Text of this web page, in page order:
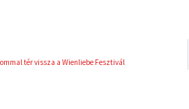
tér vissza a Wienliebe Fesztivál